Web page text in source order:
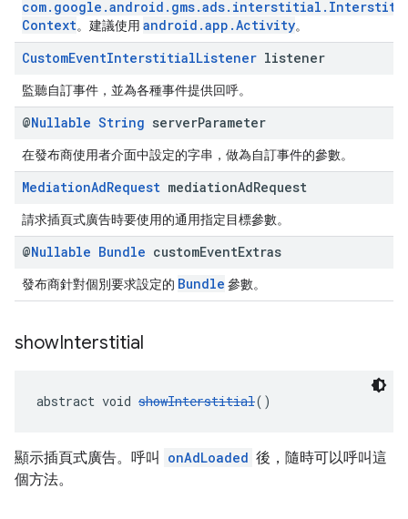
Context。建議使用 android.app.Activity。
CustomEventInterstitialListener listener
監聽自訂事件，並為各種事件提供回呼。
@Nullable String serverParameter
在發布商使用者介面中設定的字串，做為自訂事件的參數。
MediationAdRequest mediationAdRequest
請求插頁式廣告時要使用的通用指定目標參數。
@Nullable Bundle customEventExtras
發布商針對個別要求設定的 Bundle 參數。
showInterstitial
abstract void showInterstitial()
顯示插頁式廣告。呼叫 onAdLoaded 後，隨時可以呼叫這
個方法。